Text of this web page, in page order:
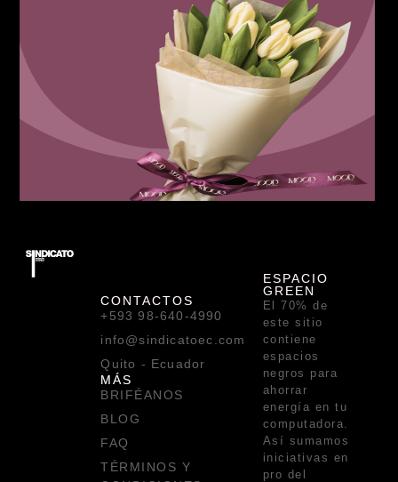
CONTACTOS
+593 98-640-4990
info@sindicatoec.com
Quito - Ecuador
MÁS
BRIFÉANOS
BLOG
FAQ
TÉRMINOS Y
ESPACIO
GREEN
El 70% de
este sitio
contiene
espacios
negros para
ahorrar
energía en tu
computadora.
Así sumamos
iniciativas en
pro del